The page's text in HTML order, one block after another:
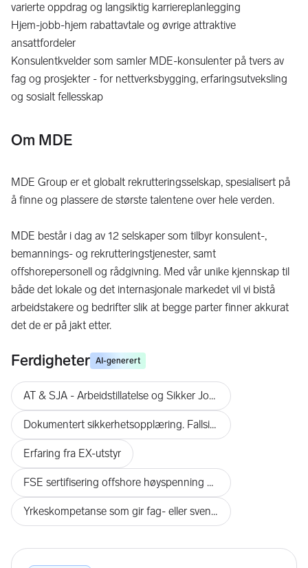
varierte oppdrag og langsiktig karriereplanlegging
Hjem-jobb-hjem rabattavtale og øvrige attraktive
ansattfordeler
Konsulentkvelder som samler MDE-konsulenter på tvers av
fag og prosjekter - for nettverksbygging, erfaringsutveksling
og sosialt fellesskap
Om MDE
MDE Group er et globalt rekrutteringsselskap, spesialisert på
å finne og plassere de største talentene over hele verden.
MDE består i dag av 12 selskaper som tilbyr konsulent-,
bemannings- og rekrutteringstjenester, samt
offshorepersonell og rådgivning. Med vår unike kjennskap til
både det lokale og det internasjonale markedet vil vi bistå
arbeidstakere og bedrifter slik at begge parter finner akkurat
det de er på jakt etter.
Ferdigheter AI-generert
AT & SJA - Arbeidstillatelse og Sikker Jobbanalyse
Dokumentert sikkerhetsopplæring. Fallsikring, sikkert arbeid i høyden
Erfaring fra EX-utstyr
FSE sertifisering offshore høyspenning og lavspenning
Yrkeskompetanse som gir fag- eller svennebrev